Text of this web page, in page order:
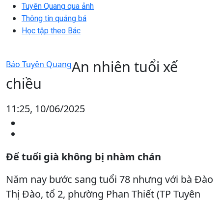
Tuyên Quang qua ảnh
Thông tin quảng bá
Học tập theo Bác
Báo Tuyên QuangAn nhiên tuổi xế
chiều
11:25, 10/06/2025
Để tuổi già không bị nhàm chán
Năm nay bước sang tuổi 78 nhưng với bà Đào
Thị Đào, tổ 2, phường Phan Thiết (TP Tuyên